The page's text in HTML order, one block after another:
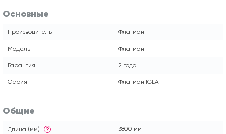
Основные
Производитель Флагман
Модель Флагман
Гарантия 2 года
Серия Флагман IGLA
Общие
Длина (мм) ? 3800 мм